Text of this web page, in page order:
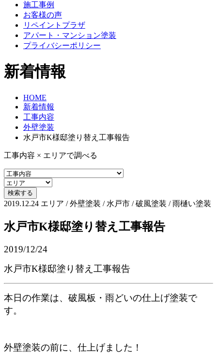
施工事例
お客様の声
リペイントプラザ
アパート・マンション塗装
プライバシーポリシー
新着情報
HOME
新着情報
工事内容
外壁塗装
水戸市K様邸塗り替え工事報告
工事内容 × エリアで調べる
2019.12.24 エリア / 外壁塗装 / 水戸市 / 破風塗装 / 雨樋い塗装
水戸市K様邸塗り替え工事報告
2019/12/24
水戸市K様邸塗り替え工事報告
本日の作業は、破風板・雨どいの仕上げ塗装で
す。
外壁塗装の前に、仕上げました！